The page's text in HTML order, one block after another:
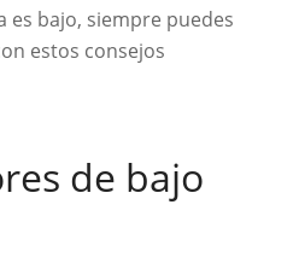
es bajo, siempre puedes
estos consejos
de bajo